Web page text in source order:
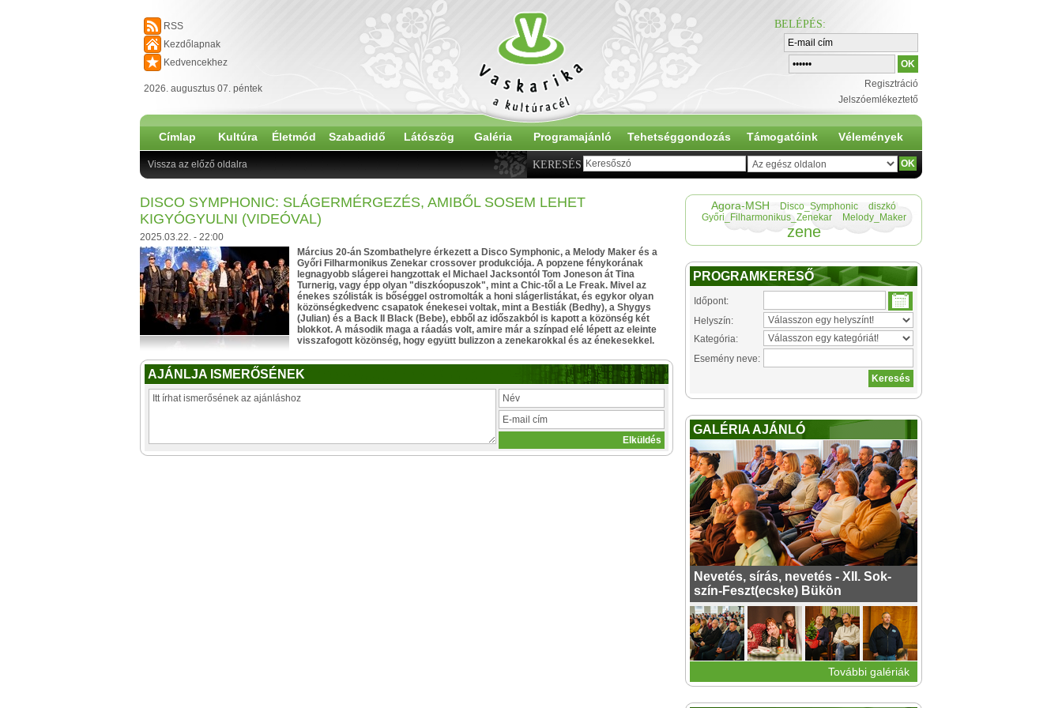
RSS
Kezdőlapnak
Kedvencekhez
2026. augusztus 07. péntek
BELÉPÉS:
Regisztráció
Jelszóemlékeztető
Címlap Kultúra Életmód Szabadidő Látószög Galéria Programajánló Tehetséggondozás Támogatóink Vélemények
KERESÉS
Vissza az előző oldalra
DISCO SYMPHONIC: SLÁGERMÉRGEZÉS, AMIBŐL SOSEM LEHET
KIGYÓGYULNI (VIDEÓVAL)
2025.03.22. - 22:00
Március 20-án Szombathelyre érkezett a Disco Symphonic, a Melody Maker és a
Győri Filharmonikus Zenekar crossover produkciója. A popzene fénykorának
legnagyobb slágerei hangzottak el Michael Jacksontól Tom Joneson át Tina
Turnerig, vagy épp olyan "diszkóopuszok", mint a Chic-től a Le Freak. Mivel az
énekes szólisták is bőséggel ostromolták a honi slágerlistákat, és egykor olyan
közönségkedvenc csapatok énekesei voltak, mint a Bestiák (Bedhy), a Shygys
(Julian) és a Back II Black (Bebe), ebből az időszakból is kapott a közönség két
blokkot. A második maga a ráadás volt, amire már a színpad elé lépett az eleinte
visszafogott közönség, hogy együtt bulizzon a zenekarokkal és az énekesekkel.
AJÁNLJA ISMERŐSÉNEK
Agora-MSH Disco_Symphonic
diszkó
Győri_Filharmonikus_Zenekar
Melody_Maker
zene
PROGRAMKERESŐ
Időpont:
Helyszín:
Kategória:
Esemény neve:
GALÉRIA AJÁNLÓ
Nevetés, sírás, nevetés - XII. Sok-
szín-Feszt(ecske) Bükön
További galériák